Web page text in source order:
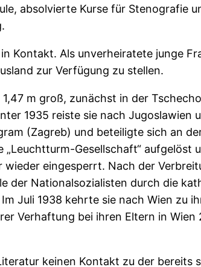
absolvierte Kurse für Stenografie
Kontakt. Als unverheiratete junge
zur Verfügung zu stellen.
m groß, zunächst in der
1935 reiste sie nach Jugoslawien
(Zagreb) und beteiligte sich an
Gesellschaft“
eingesperrt. Nach der
der Nationalsozialisten durch die
Juli 1938 kehrte sie nach Wien zu
Verhaftung bei ihren Eltern in Wien
keinen Kontakt zu der bereits